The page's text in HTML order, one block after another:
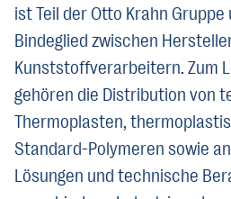
ist Teil der Otto Krahn
Bindeglied zwischen
Kunststoffverarbeitern. Zum
gehören die Distribution von
Thermoplasten,
Standard-Polymeren sowie
Lösungen und technische